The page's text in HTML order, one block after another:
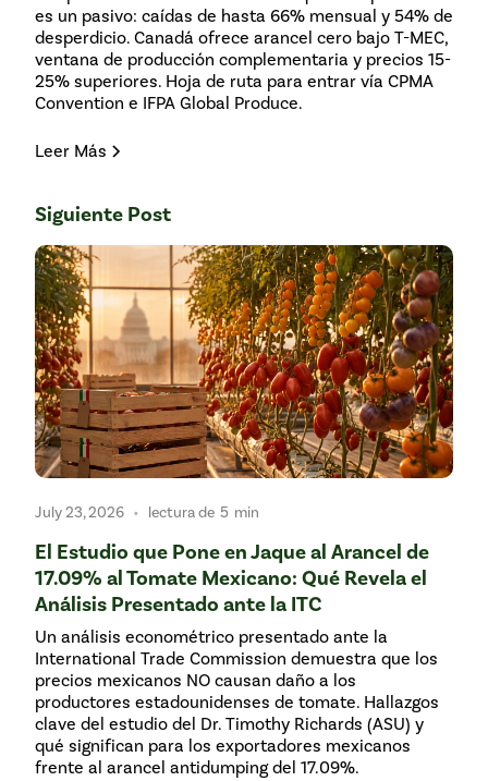
es un pasivo: caídas de hasta 66% mensual y 54% de
desperdicio. Canadá ofrece arancel cero bajo T-MEC,
ventana de producción complementaria y precios 15-
25% superiores. Hoja de ruta para entrar vía CPMA
Convention e IFPA Global Produce.
Leer Más
Siguiente Post
July 23, 2026 • lectura de 5 min
El Estudio que Pone en Jaque al Arancel de
17.09% al Tomate Mexicano: Qué Revela el
Análisis Presentado ante la ITC
Un análisis econométrico presentado ante la
International Trade Commission demuestra que los
precios mexicanos NO causan daño a los
productores estadounidenses de tomate. Hallazgos
clave del estudio del Dr. Timothy Richards (ASU) y
qué significan para los exportadores mexicanos
frente al arancel antidumping del 17.09%.